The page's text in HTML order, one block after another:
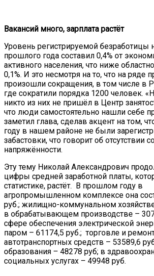
Вакансий много, зарплата растёт
Уровень регистрируемой безработицы
прошлого года составил 0,4% от
активного населения, что ниже
0,1%. И это несмотря на то, что на ряде
произошли сокращения, в том числе в
где сократили порядка 1200 человек.
никто из них не пришёл в Центр
что люди самостоятельно нашли себе
заметил глава, сделав акцент на том,
году в нашем районе не были
забастовки, что говорит об отсутствии
напряжённости.
Эту тему Николай Александрович
цифры средней заработной платы,
статистике, растёт. В прошлом году в
агропромышленном комплексе она
руб.; жилищно-коммунальном
в обрабатывающем производстве –
сфере обеспечения электрической
паром – 61174,5 руб.; торговле и
автотранспортных средств – 53589,6
образования – 48278 руб; в
социальных услугах – 49948 руб.